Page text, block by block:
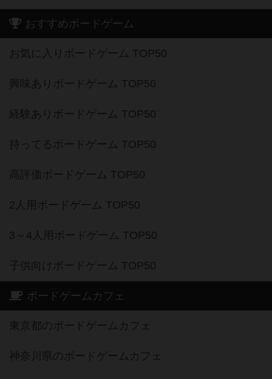
おすすめボードゲーム
お気に入りボードゲーム TOP50
興味ありボードゲーム TOP50
経験ありボードゲーム TOP50
持ってるボードゲーム TOP50
高評価ボードゲーム TOP50
2人用ボードゲーム TOP50
3～4人用ボードゲーム TOP50
子供向けボードゲーム TOP50
ボードゲームカフェ
東京都のボードゲームカフェ
神奈川県のボードゲームカフェ